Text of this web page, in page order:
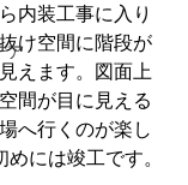
ア
内装工事に入り
け空間に階段が
えます。図面上
間が目に見える
へ行くのが楽し
には竣工です。